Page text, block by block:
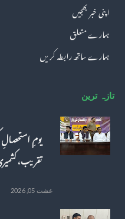
اپنی خبر بھجیں
ہمارے متعلق
ہمارے ساتھ رابطہ کریں
تازہ ترین
یومِ استحصالِ
تقریب،
غشت 05, 2026